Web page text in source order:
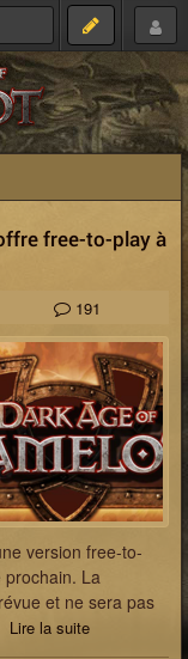
free-to-play à
191
version free-to-
prochain. La
et ne sera pas
Lire la suite